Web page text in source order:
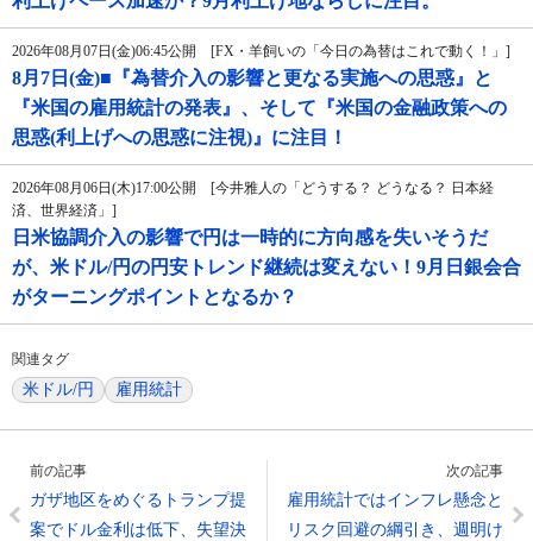
2026年08月07日(金)06:45公開 [FX・羊飼いの「今日の為替はこれで動く！」]
8月7日(金)■『為替介入の影響と更なる実施への思惑』と
『米国の雇用統計の発表』、そして『米国の金融政策への
思惑(利上げへの思惑に注視)』に注目！
2026年08月06日(木)17:00公開 [今井雅人の「どうする？ どうなる？ 日本経
済、世界経済」]
日米協調介入の影響で円は一時的に方向感を失いそうだ
が、米ドル/円の円安トレンド継続は変えない！9月日銀会合
がターニングポイントとなるか？
関連タグ
米ドル/円 雇用統計
前の記事
ガザ地区をめぐるトランプ提
案でドル金利は低下、失望決
次の記事
雇用統計ではインフレ懸念と
リスク回避の綱引き、週明け